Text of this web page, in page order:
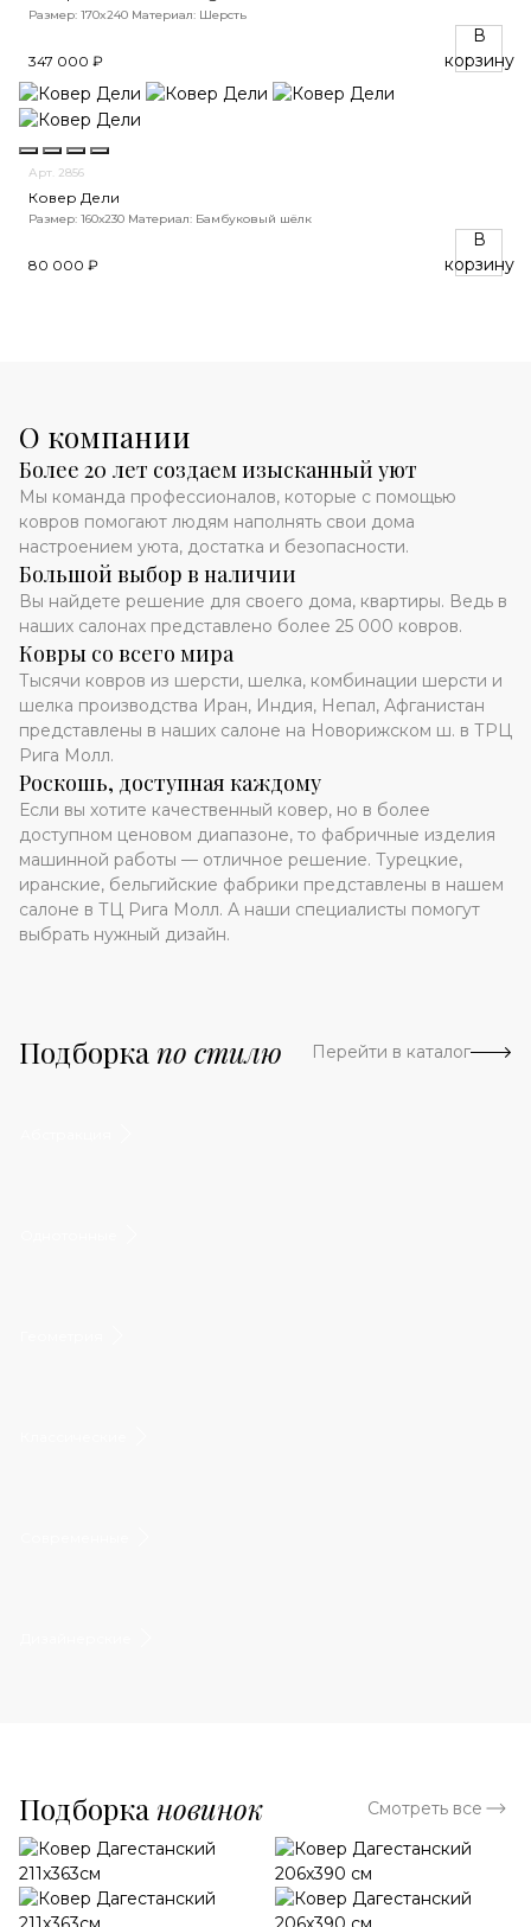
Размер: 170x240 Материал: Шерсть
347 000 ₽
В
корзину
Арт. 2856
Ковер Дели
Размер: 160х230 Материал: Бамбуковый шёлк
80 000 ₽
В
корзину
О компании
Более 20 лет создаем изысканный уют
Мы команда профессионалов, которые с помощью
ковров помогают людям наполнять свои дома
настроением уюта, достатка и безопасности.
Большой выбор в наличии
Вы найдете решение для своего дома, квартиры. Ведь в
наших салонах представлено более 25 000 ковров.
Ковры со всего мира
Тысячи ковров из шерсти, шелка, комбинации шерсти и
шелка производства Иран, Индия, Непал, Афганистан
представлены в наших салоне на Новорижском ш. в ТРЦ
Рига Молл.
Роскошь, доступная каждому
Если вы хотите качественный ковер, но в более
доступном ценовом диапазоне, то фабричные изделия
машинной работы — отличное решение. Турецкие,
иранские, бельгийские фабрики представлены в нашем
салоне в ТЦ Рига Молл. А наши специалисты помогут
выбрать нужный дизайн.
Подборка по стилю Перейти в каталог
Подборка новинок Смотреть все